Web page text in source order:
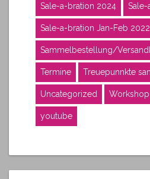
Sale-a-bration 2024 Sale-
Sale-a-bration Jan-Feb 2022
Sammelbestellung/
Termine Treuepunnkte
Uncategorized
youtube